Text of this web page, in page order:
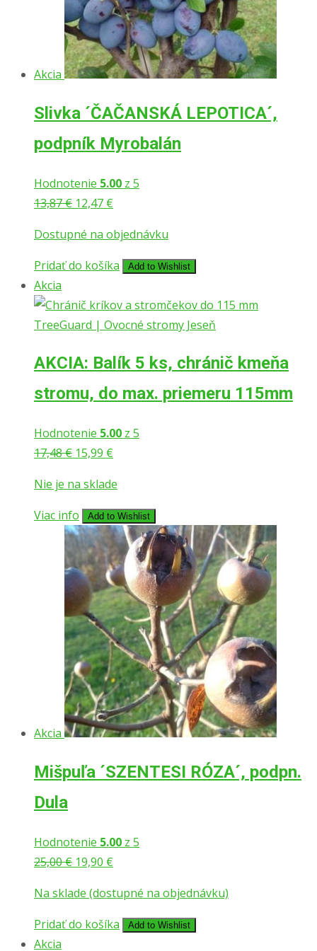
Akcia
Slivka ´ČAČANSKÁ LEPOTICA´,
podpník Myrobalán
Hodnotenie 5.00 z 5
13,87€ Pôvodná
bola:
13,87 €.
12,47 €
je:
12,47 €.
Dostupné na objednávku
Pridať do košíka
Add to Wishlist
Akcia
AKCIA: Balík 5 ks, chránič kmeňa
stromu, do max. priemeru 115mm
Hodnotenie 5.00 z 5
17,48€ Pôvodná
bola:
17,48 €.
15,99 €
je:
15,99 €.
Nie je na sklade
Viac info
Add to Wishlist
Akcia
Mišpuľa ´SZENTESI RÓZA´, podpn.
Dula
Hodnotenie 5.00 z 5
25,00€ Pôvodná
bola:
25,00 €.
19,90 €
je:
19,90 €.
Na sklade (dostupné na objednávku)
Pridať do košíka
Add to Wishlist
Akcia